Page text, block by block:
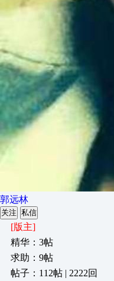
郭远林
关注 私信
[版主]
精华：3帖
求助：9帖
帖子：112帖 | 2222回